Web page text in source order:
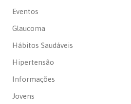
Eventos
Glaucoma
Hábitos Saudáveis
Hipertensão
Informações
Jovens